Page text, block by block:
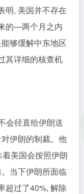
明, 美国并不存在
的—两个月之内
够缓解中东地区
其详细的核查机
会径直给伊朗送
伊朗的制裁。他
着美国会按照伊朗
当下伊朗所面临
超过了40%, 解除